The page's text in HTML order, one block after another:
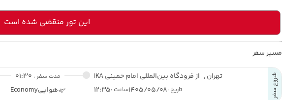
این تور منقضی شده است
مسیر سفر
شروع سفر تهران , از فرودگاه بین‌المللی امام خمینی IKA
تاریخ :1405/05/08ساعت :12:35
مدت سفر : 01:30
هواییEconomy